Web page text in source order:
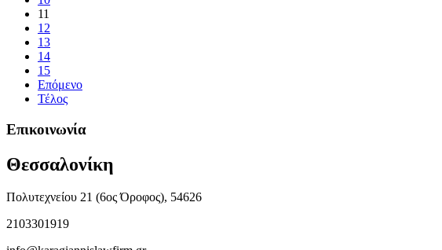
11
12
13
14
15
Επόμενο
Τέλος
Επικοινωνία
Θεσσαλονίκη
Πολυτεχνείου 21 (6ος Όροφος), 54626
2103301919